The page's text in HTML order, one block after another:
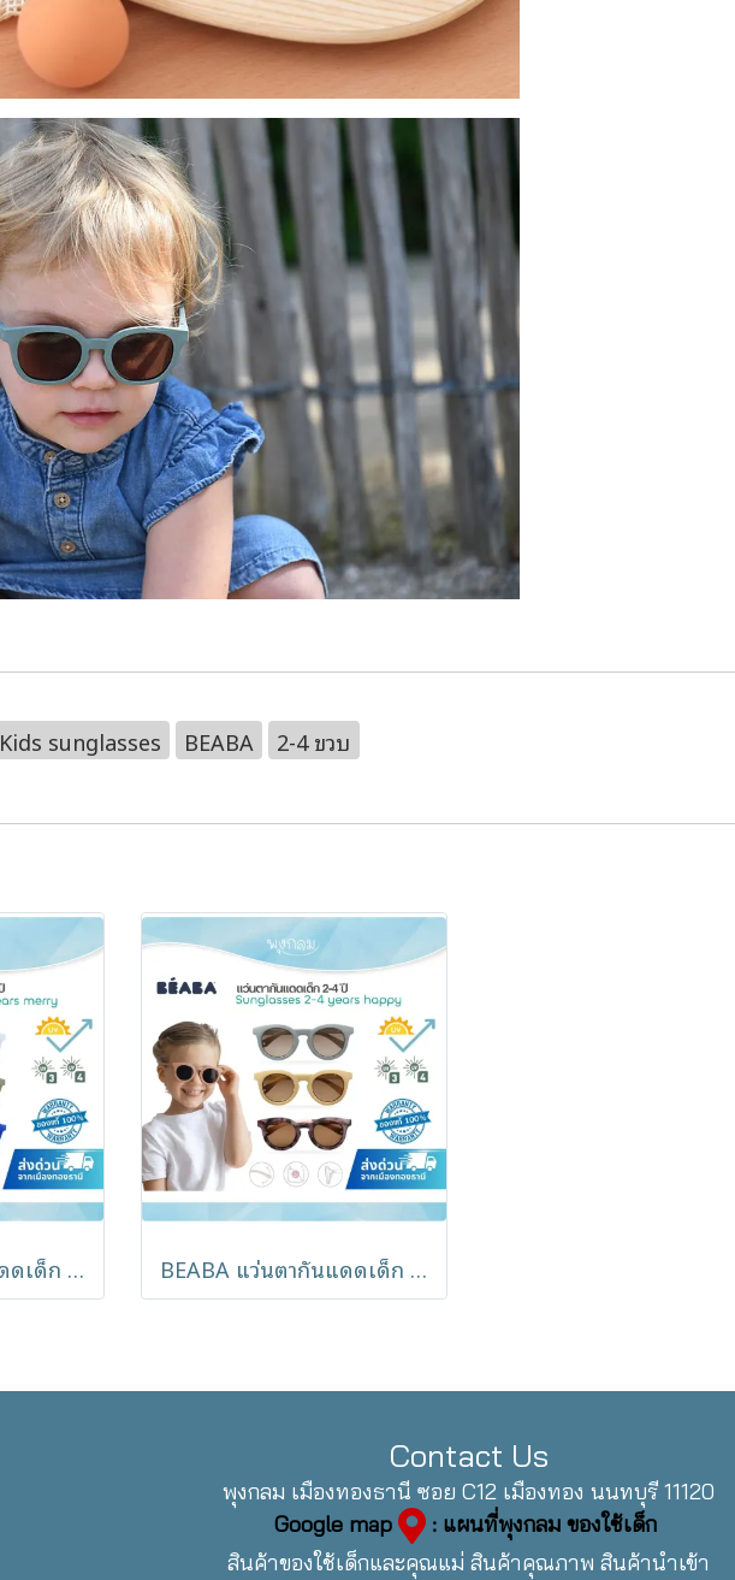
Kids sunglasses BEABA 2-4 ขวบ
BEABA แว่นตากันแดดเด็ก Sunglasses รุ่น Merry (2-4y) BEABA แว่นตากันแดดเด็ก Sunglasses รุ่น Happy (2-4y)
Contact Us
พุงกลม เมืองทองธานี ซอย C12 เมืองทอง นนทบุรี 11120
Google map
: แผนที่พุงกลม ของใช้เด็ก
สินค้าของใช้เด็กและคุณแม่ สินค้าคุณภาพ สินค้านำเข้า